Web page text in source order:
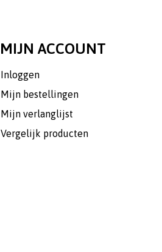
MIJN ACCOUNT
Inloggen
Mijn bestellingen
Mijn verlanglijst
Vergelijk producten